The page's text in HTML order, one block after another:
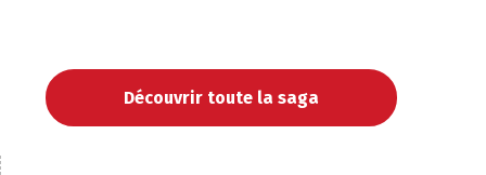
Découvrir toute la saga